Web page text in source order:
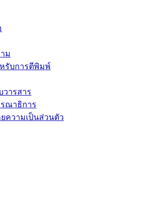
ม
รับการตีพิมพ์
วารสาร
ณาธิการ
ความเป็นส่วนตัว